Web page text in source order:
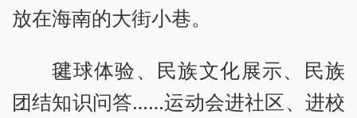
放在海南的大街小巷。
毽球体验、民族文化展示、民族
团结知识问答……运动会进社区、进校